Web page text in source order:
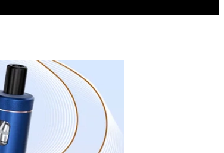
Boosters
Drip Tip
embouts, becs
Chargeurs
câbles, secteurs
Emission "C'est dans l'air"
Reportage Vox Pop ARTE
Interview France Bleu Genericlop